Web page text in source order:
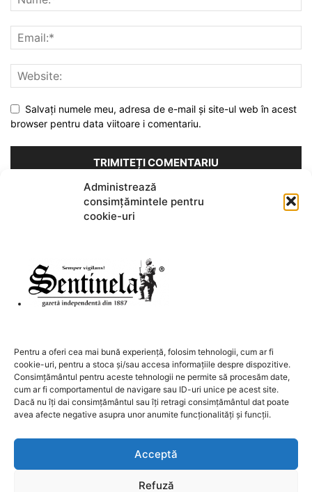
Administrează
consimțămintele pentru
cookie-uri
Pentru a oferi cea mai bună experiență, folosim tehnologii, cum ar fi
cookie-uri, pentru a stoca și/sau accesa informațiile despre dispozitive.
Consimțământul pentru aceste tehnologii ne permite să procesăm date,
cum ar fi comportamentul de navigare sau ID-uri unice pe acest site.
Dacă nu îți dai consimțământul sau îți retragi consimțământul dat poate
avea afecte negative asupra unor anumite funcționalități și funcții.
Acceptă
Refuză
Salvați numele meu, adresa de e-mail și site-ul web în acest
browser pentru data viitoare i comentariu.
Acest site folosește Akismet pentru a reduce spamul.
Află cum
sunt procesate datele comentariilor tale
Contactați-ne: redactia@sentinela.ro
URMAȚI-NE